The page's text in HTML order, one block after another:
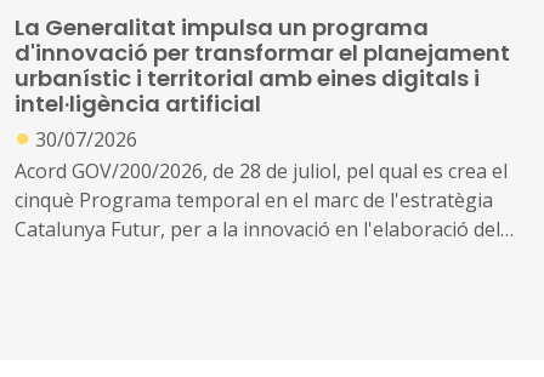
La Generalitat impulsa un programa
d'innovació per transformar el planejament
urbanístic i territorial amb eines digitals i
intel·ligència artificial
● 30/07/2026
Acord GOV/200/2026, de 28 de juliol, pel qual es crea el
cinquè Programa temporal en el marc de l'estratègia
Catalunya Futur, per a la innovació en l'elaboració del